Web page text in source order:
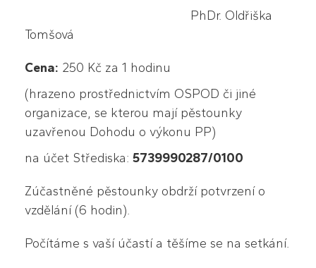
PhDr. Oldřiška
Tomšová
Cena: 250 Kč za 1 hodinu
(hrazeno prostřednictvím OSPOD či jiné
organizace, se kterou mají pěstounky
uzavřenou Dohodu o výkonu PP)
na účet Střediska: 5739990287/0100
Zúčastněné pěstounky obdrží potvrzení o
vzdělání (6 hodin).
Počítáme s vaší účastí a těšíme se na setkání.